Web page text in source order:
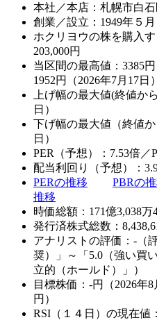
本社／本店：札幌市白
創業／設立：1949年５月
ホクリヨウの株を購入
203,000円
当区間の最高値：3385
1952円（2026年7月17
上げ幅の最大値(終値か
日）
下げ幅の最大値（終値
日）
PER（予想）：7.53倍／
配当利回り（予想）：
PERの推移
PBRの
推移
時価総額：171億3,038万
発行済株式総数：
アナリストの評価：-（
奨）」～「5.0（強い買
立的（ホールド）」）
目標株価：-円（2026年
円）
RSI（１４日）の現在値